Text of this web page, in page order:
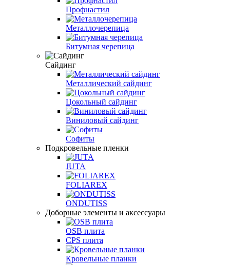
Профнастил
Металлочерепица
Битумная черепица
Сайдинг
Металлический сайдинг
Цокольный сайдинг
Виниловый сайдинг
Софиты
Подкровельные пленки
JUTA
FOLIAREX
ONDUTISS
Доборные элементы и аксессуары
OSB плита
CPS плита
Кровельные планки